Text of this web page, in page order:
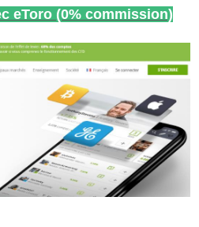
eToro (0% commission)